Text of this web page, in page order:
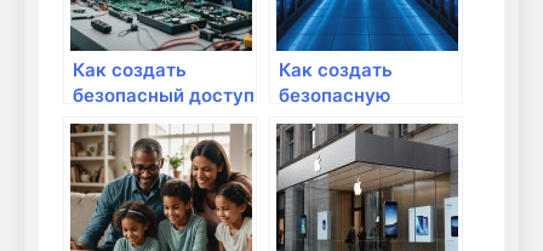
Как создать
безопасный доступ
в интернет для
детей?
Как создать
безопасную
домашнюю сеть
для детей